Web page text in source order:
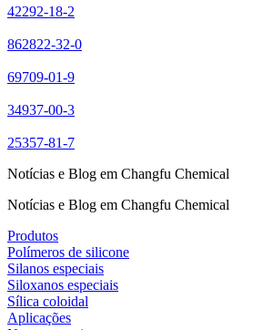
42292-18-2
862822-32-0
69709-01-9
34937-00-3
25357-81-7
Notícias e Blog em Changfu Chemical
Notícias e Blog em Changfu Chemical
Produtos
Polímeros de silicone
Silanos especiais
Siloxanos especiais
Sílica coloidal
Aplicações